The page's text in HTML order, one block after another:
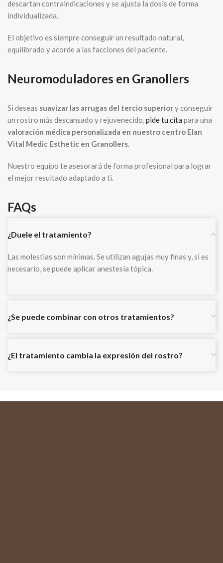
descartan contraindicaciones y se ajusta la dosis de forma
individualizada.
El objetivo es siempre conseguir un resultado natural,
equilibrado y acorde a las facciones del paciente.
Neuromoduladores en Granollers
Si deseas suavizar las arrugas del tercio superiory conseguir
un rostro más descansado y rejuvenecido,pide tu cita para una
valoración médica personalizada en nuestro centro Elan
Vital Medic Esthetic en Granollers.
Nuestro equipo te asesorará de forma profesional para lograr
el mejor resultado adaptado a ti.
FAQs
¿Duele el tratamiento?
Las molestias son mínimas. Se utilizan agujas muy finas y, si es
necesario, se puede aplicar anestesia tópica.
¿Se puede combinar con otros tratamientos?
¿El tratamiento cambia la expresión del rostro?